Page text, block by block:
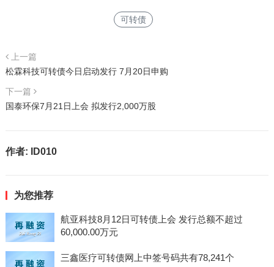
可转债
上一篇
松霖科技可转债今日启动发行 7月20日申购
下一篇
国泰环保7月21日上会 拟发行2,000万股
作者: ID010
为您推荐
航亚科技8月12日可转债上会 发行总额不超过
60,000.00万元
三鑫医疗可转债网上中签号码共有78,241个